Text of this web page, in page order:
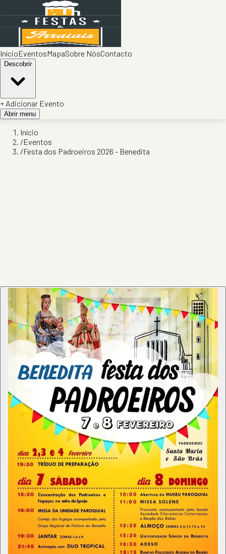
InícioEventosMapaSobre NósContacto
Descobrir
+ Adicionar Evento
Abrir menu
Início
/Eventos
/Festa dos Padroeiros 2026 - Benedita